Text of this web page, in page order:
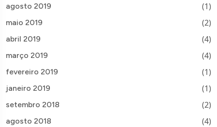
agosto 2019 (1)
maio 2019 (2)
abril 2019 (4)
março 2019 (4)
fevereiro 2019 (1)
janeiro 2019 (1)
setembro 2018 (2)
agosto 2018 (4)